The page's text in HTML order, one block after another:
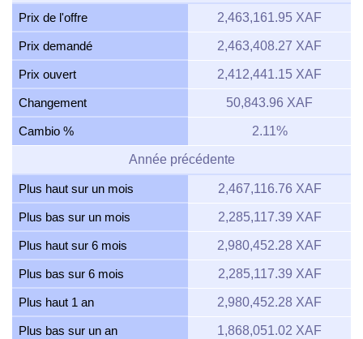
Prix de l'offre 2,463,161.95 XAF
Prix demandé 2,463,408.27 XAF
Prix ouvert 2,412,441.15 XAF
Changement 50,843.96 XAF
Cambio % 2.11%
Année précédente
Plus haut sur un mois 2,467,116.76 XAF
Plus bas sur un mois 2,285,117.39 XAF
Plus haut sur 6 mois 2,980,452.28 XAF
Plus bas sur 6 mois 2,285,117.39 XAF
Plus haut 1 an 2,980,452.28 XAF
Plus bas sur un an 1,868,051.02 XAF